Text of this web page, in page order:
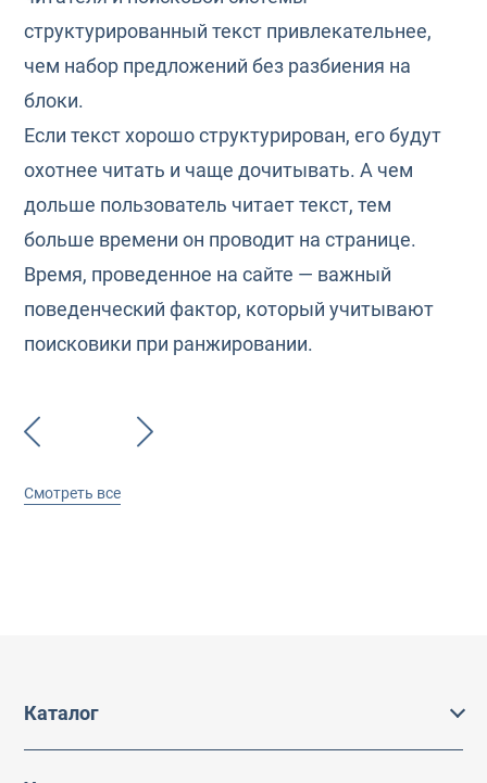
структурированный текст привлекательнее,
чем набор предложений без разбиения на
блоки.
Если текст хорошо структурирован, его будут
охотнее читать и чаще дочитывать. А чем
дольше пользователь читает текст, тем
больше времени он проводит на странице.
Время, проведенное на сайте — важный
поведенческий фактор, который учитывают
поисковики при ранжировании.
Смотреть все
Каталог
Каталог